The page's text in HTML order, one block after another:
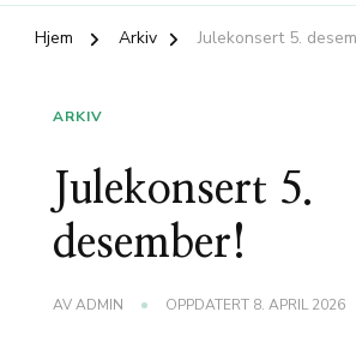
Hjem Arkiv Julekonsert 5.
ARKIV
Julekonsert 5.
desember!
AVADMIN OPPDATERT 8. APRIL 2026